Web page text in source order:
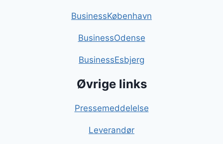
BusinessKøbenhavn
BusinessOdense
BusinessEsbjerg
Øvrige links
Pressemeddelelse
Leverandør